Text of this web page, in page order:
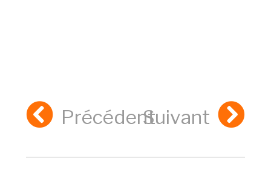
PrécédentSuivant